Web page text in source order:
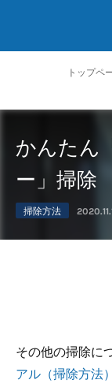
トップペ
かんたん
ー」掃除
掃除方法
その他の掃除に
アル（掃除方法）